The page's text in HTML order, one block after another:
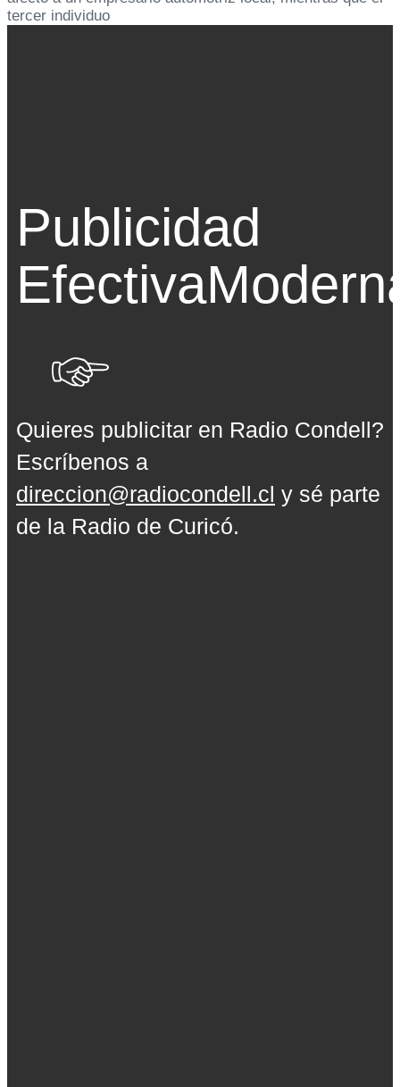
tercer individuo
Publicidad
Efectiva
Quieres publicitar en Radio Condell?
Escríbenos a
direccion@radiocondell.cl y sé parte
de la Radio de Curicó.